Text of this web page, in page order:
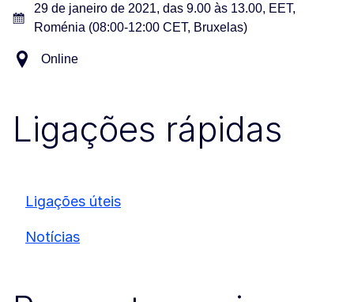
29 de janeiro de 2021, das 9.00 às 13.00, EET,
Roménia (08:00-12:00 CET, Bruxelas)
Online
Ligações rápidas
Ligações úteis
Notícias